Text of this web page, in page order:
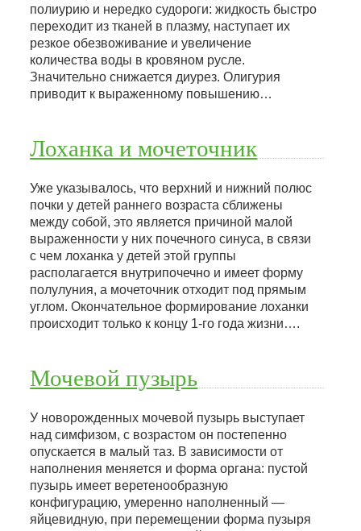
полиурию и нередко судороги: жидкость быстро
переходит из тканей в плазму, наступает их
резкое обезвоживание и увеличение
количества воды в кровяном русле.
Значительно снижается диурез. Олигурия
приводит к выраженному повышению…
Лоханка и мочеточник
Уже указывалось, что верхний и нижний полюс
почки у детей раннего возраста сближены
между собой, это является причиной малой
выраженности у них почечного синуса, в связи
с чем лоханка у детей этой группы
располагается внутрипочечно и имеет форму
полулуния, а мочеточник отходит под прямым
углом. Окончательное формирование лоханки
происходит только к концу 1-го года жизни….
Мочевой пузырь
У новорожденных мочевой пузырь выступает
над симфизом, с возрастом он постепенно
опускается в малый таз. В зависимости от
наполнения меняется и форма органа: пустой
пузырь имеет веретенообразную
конфигурацию, умеренно наполненный —
яйцевидную, при перемещении форма пузыря